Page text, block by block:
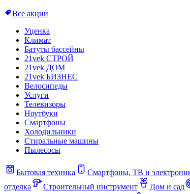
Все акции
Уценка
Климат
Батуты бассейны
21vek СТРОЙ
21vek ДОМ
21vek БИЗНЕС
Велосипеды
Услуги
Телевизоры
Ноутбуки
Смартфоны
Холодильники
Стиральные машины
Пылесосы
Бытовая техника Смартфоны, ТВ и
отделка
Строительный инструмент Дом и сад